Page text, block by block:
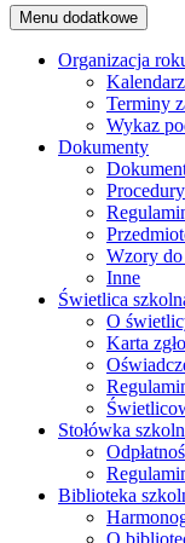
Menu dodatkowe
Organizacja
Terminy
Wykaz
Dokumenty
Procedury
Wzory do
Inne
Świetlica
O
Karta
Stołówka
Biblioteka